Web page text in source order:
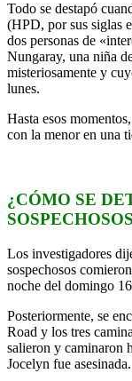
Todo se destapó
(HPD, por sus siglas
dos personas de
Nungaray, una niña
misteriosamente y
lunes.
Hasta esos
con la menor en una
¿CÓMO SE
Los investigadores
sospechosos
noche del domingo
Posteriormente, se
Road y los tres
salieron y caminaron
Jocelyn fue asesinada.